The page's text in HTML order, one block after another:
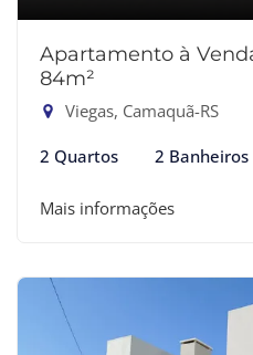
Apartamento à
84m²
Viegas, Camaquã-RS
2 Quartos 2 Banheiros
Mais informações